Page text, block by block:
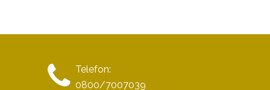
Telefon:
0800/7007039